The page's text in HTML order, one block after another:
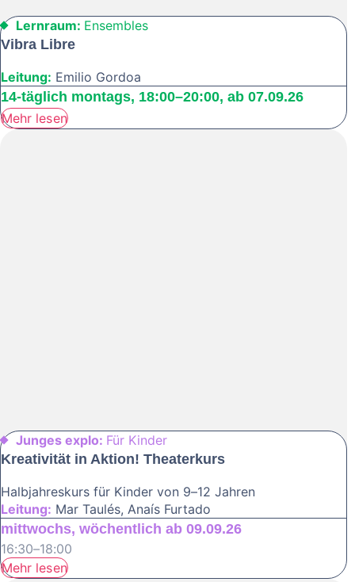
Lernraum: Ensembles
Vibra Libre
Leitung: Emilio Gordoa
14-täglich montags, 18:00–20:00, ab 07.09.26
Mehr lesen
Junges explo: Für Kinder
Kreativität in Aktion! Theaterkurs
Halbjahreskurs für Kinder von 9–12 Jahren
Leitung: Mar Taulés, Anaís Furtado
mittwochs, wöchentlich ab 09.09.26
16:30–18:00
Mehr lesen